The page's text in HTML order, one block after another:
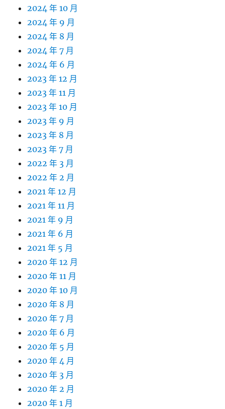
2024 年 10 月
2024 年 9 月
2024 年 8 月
2024 年 7 月
2024 年 6 月
2023 年 12 月
2023 年 11 月
2023 年 10 月
2023 年 9 月
2023 年 8 月
2023 年 7 月
2022 年 3 月
2022 年 2 月
2021 年 12 月
2021 年 11 月
2021 年 9 月
2021 年 6 月
2021 年 5 月
2020 年 12 月
2020 年 11 月
2020 年 10 月
2020 年 8 月
2020 年 7 月
2020 年 6 月
2020 年 5 月
2020 年 4 月
2020 年 3 月
2020 年 2 月
2020 年 1 月